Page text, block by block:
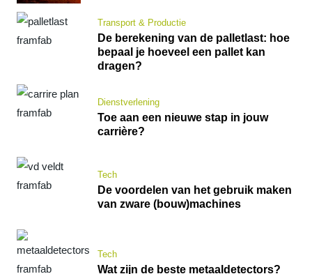
Transport & Productie
De berekening van de palletlast: hoe
bepaal je hoeveel een pallet kan
dragen?
Dienstverlening
Toe aan een nieuwe stap in jouw
carrière?
Tech
De voordelen van het gebruik maken
van zware (bouw)machines
Tech
Wat zijn de beste metaaldetectors?